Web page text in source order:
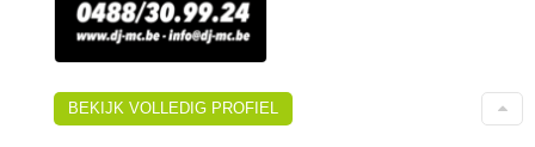
BEKIJK VOLLEDIG PROFIEL